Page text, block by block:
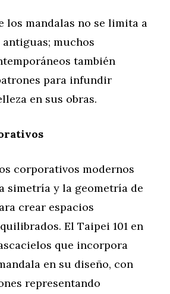
los mandalas no se limita a
muchos
también
para infundir
en sus obras.
corporativos modernos
simetría y la geometría de
crear espacios
El Taipei 101 en
que incorpora
en su diseño, con
representando